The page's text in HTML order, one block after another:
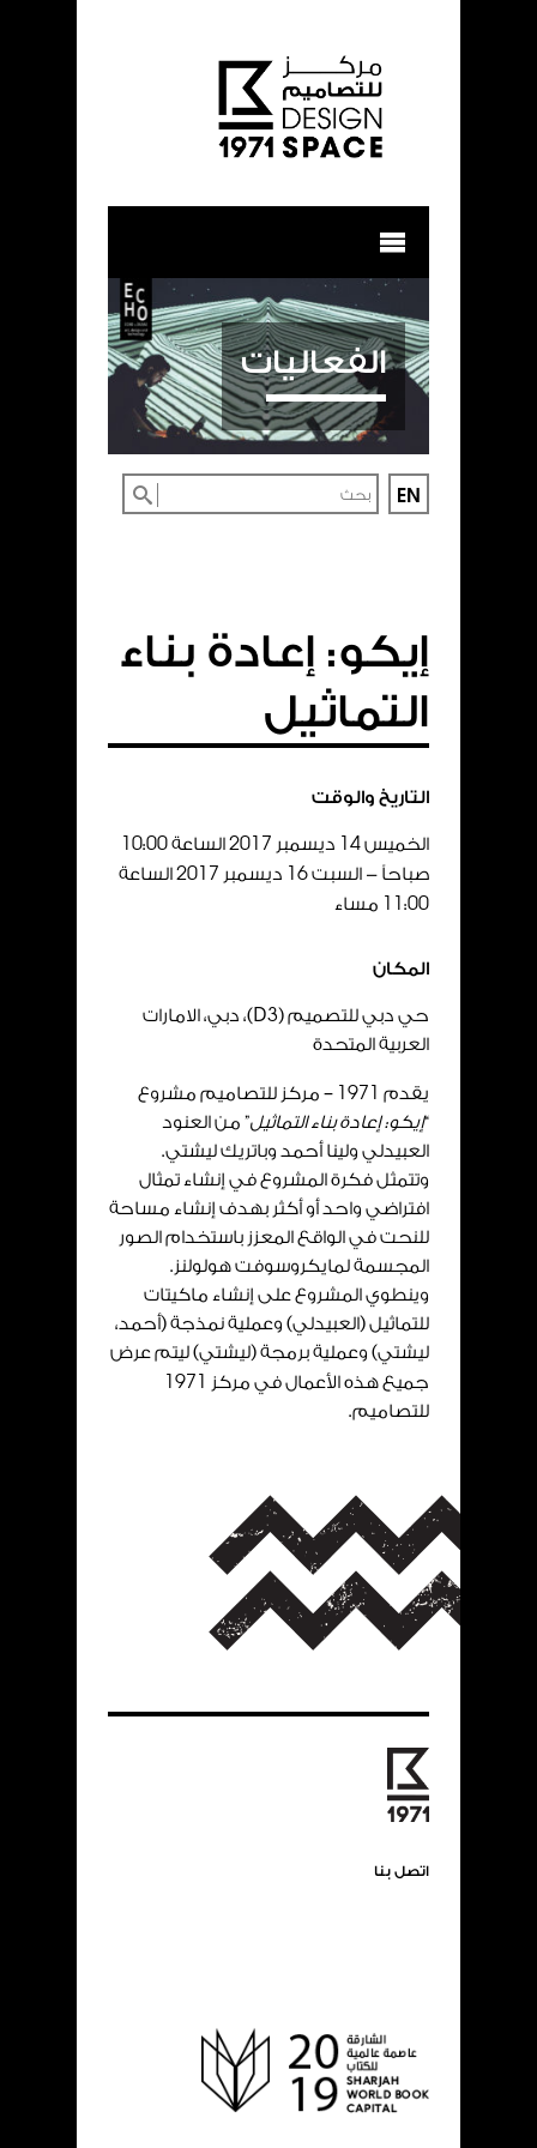
الفعاليات
EN
إيكو: إعادة بناء
التماثيل
التاريخ والوقت
الخميس14 ديسمبر 2017الساعة 10:00
صباحاً - السبت16 ديسمبر 2017الساعة
:00 مساء
المكان
حي دبي للتصميم (D3
)، دبي، الامارات
العربية المتحدة
يقدم 1971
– مركز للتصاميم مشروع
“إيكو: إعادة بناء التماثيل” من العنود
العبيدلي ولينا أحمد وباتريك ليشتي.
وتتمثل فكرة المشروع في إنشاء تمثال
افتراضي واحد أو أكثر بهدف إنشاء مساحة
للنحت في الواقع المعزز باستخدام الصور
المجسمة لمايكروسوفت هولولنز.
وينطوي المشروع على إنشاء ماكيتات
للتماثيل (العبيدلي) وعملية نمذجة (أحمد،
ليشتي) وعملية برمجة (ليشتي) ليتم عرض
جميع هذه الأعمال في مركز
1971
للتصاميم.
اتصل بنا